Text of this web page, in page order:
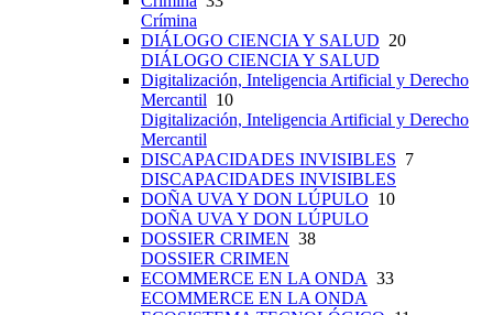
Crímina
DIÁLOGO CIENCIA Y SALUD 20
DIÁLOGO CIENCIA Y SALUD
Digitalización, Inteligencia Artificial y Derecho
Mercantil 10
Digitalización, Inteligencia Artificial y Derecho
Mercantil
DISCAPACIDADES INVISIBLES 7
DISCAPACIDADES INVISIBLES
DOÑA UVA Y DON LÚPULO 10
DOÑA UVA Y DON LÚPULO
DOSSIER CRIMEN 38
DOSSIER CRIMEN
ECOMMERCE EN LA ONDA 33
ECOMMERCE EN LA ONDA